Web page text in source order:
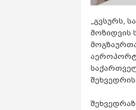
„გვსურს,
მოზიდვის